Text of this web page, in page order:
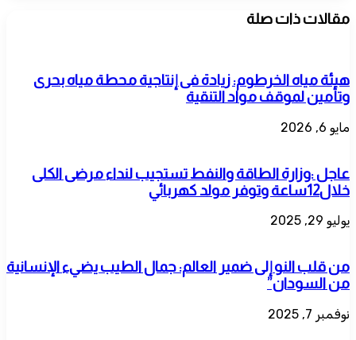
مقالات ذات صلة
هيئة مياه الخرطوم: زيادة فى إنتاجية محطة مياه بحرى
وتأمين لموقف مواد التنقية
مايو 6, 2026
عاجل :وزارة الطاقة والنفط تستجيب لنداء مرضى الكلى
خلال12ساعة وتوفر مولد كهربائي
يوليو 29, 2025
من قلب النو إلى ضمير العالم: جمال الطيب يضيء الإنسانية
من السودان”
نوفمبر 7, 2025